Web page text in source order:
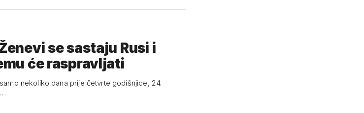
se sastaju Rusi i
će raspravljati
nekoliko dana prije četvrte godišnjice, 24.